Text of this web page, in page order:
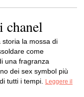
chanel
storia la mossa di
come
una fragranza
dei sex symbol più
tutti i tempi.
Leggere il